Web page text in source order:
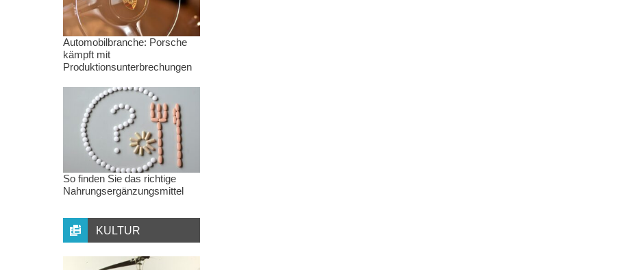
Automobilbranche: Porsche
kämpft mit
Produktionsunterbrechungen
So finden Sie das richtige
Nahrungsergänzungsmittel
KULTUR